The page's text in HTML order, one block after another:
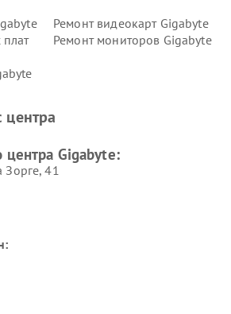
Ремонт видеокарт Gigabyte
Ремонт мониторов Gigabyte
центра
центра Gigabyte:
Зорге, 41